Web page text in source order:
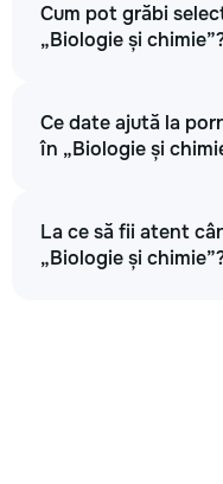
Cum pot grăbi
„Biologie și
Ce date ajută la
în „Biologie și
La ce să fii atent
„Biologie și